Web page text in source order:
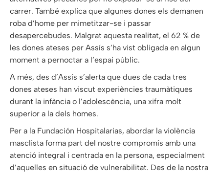
carrer. També explica que algunes dones els demanen
roba d’home per mimetitzar-se i passar
desapercebudes. Malgrat aquesta realitat, el 62 % de
les dones ateses per Assís s’ha vist obligada en algun
moment a pernoctar a l’espai públic.
A més, des d’Assís s’alerta que dues de cada tres
dones ateses han viscut experiències traumàtiques
durant la infància o l’adolescència, una xifra molt
superior a la dels homes.
Per a la Fundación Hospitalarias, abordar la violència
masclista forma part del nostre compromís amb una
atenció integral i centrada en la persona, especialment
d’aquelles en situació de vulnerabilitat. Des de la nostra